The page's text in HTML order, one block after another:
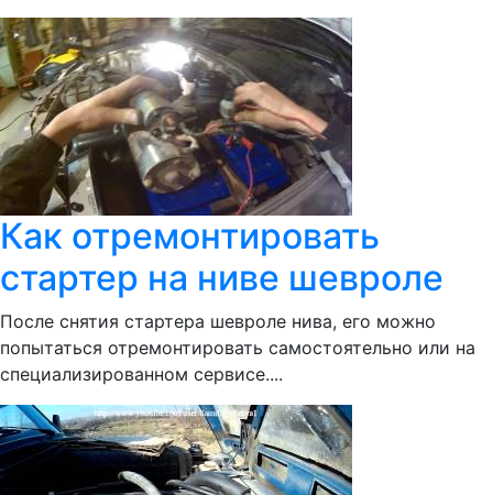
Как отремонтировать
стартер на ниве шевроле
После снятия стартера шевроле нива, его можно
попытаться отремонтировать самостоятельно или на
специализированном сервисе....